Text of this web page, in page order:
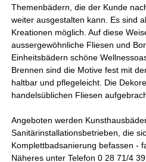
Themenbädern, die der Kunde
weiter ausgestalten kann. Es sind
Kreationen möglich. Auf diese
aussergewöhnliche Fliesen und
Einheitsbädern schöne
Brennen sind die Motive fest mit
haltbar und pflegeleicht. Die
handelsüblichen Fliesen
Angeboten werden
Sanitärinstallationsbetrieben, die
Komplettbadsanierung befassen -
Näheres unter Telefon 0 28 71/4